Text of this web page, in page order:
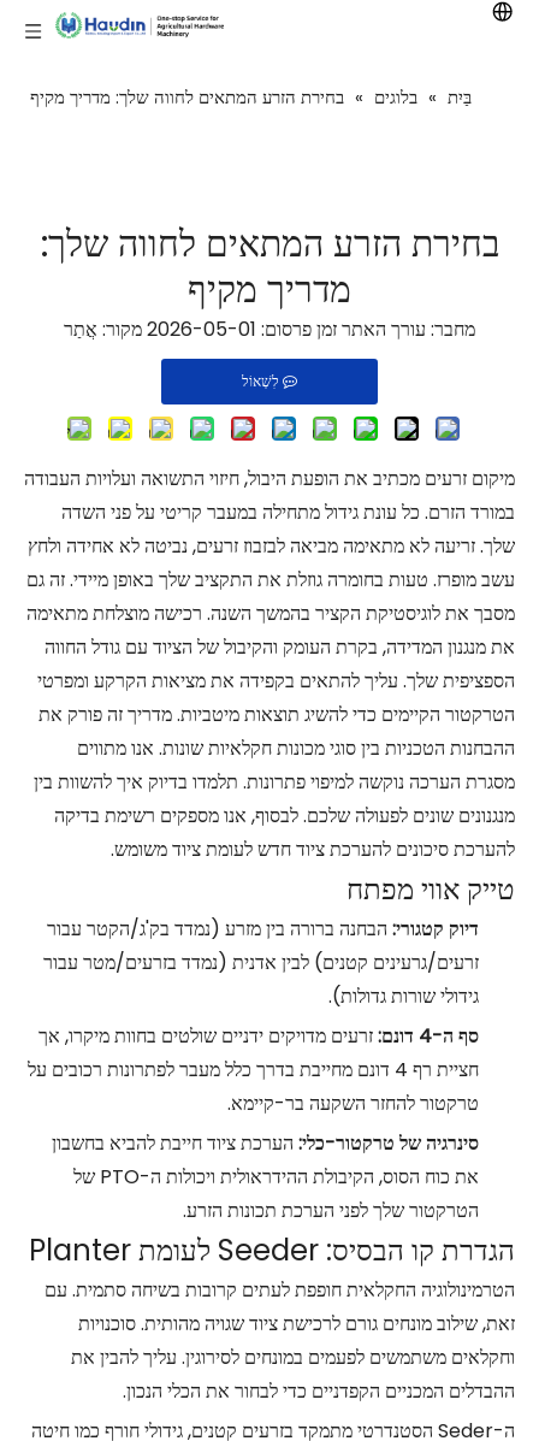
בַּיִת » בלוגים » בחירת הזרע המתאים לחווה שלך: מדריך מקיף
בחירת הזרע המתאים לחווה שלך:
מדריך מקיף
מחבר: עורך האתר זמן פרסום: 2026-05-01 מקור: אֲתַר
לִשְׁאוֹל
מיקום זרעים מכתיב את הופעת היבול, חיזוי התשואה ועלויות העבודה
במורד הזרם. כל עונת גידול מתחילה במעבר קריטי על פני השדה
שלך. זריעה לא מתאימה מביאה לבזבוז זרעים, נביטה לא אחידה ולחץ
עשב מופרז. טעות בחומרה גוזלת את התקציב שלך באופן מיידי. זה גם
מסבך את לוגיסטיקת הקציר בהמשך השנה. רכישה מוצלחת מתאימה
את מנגנון המדידה, בקרת העומק והקיבול של הציוד עם גודל החווה
הספציפית שלך. עליך להתאים בקפידה את מציאות הקרקע ומפרטי
הטרקטור הקיימים כדי להשיג תוצאות מיטביות. מדריך זה פורק את
ההבחנות הטכניות בין סוגי מכונות חקלאיות שונות. אנו מתווים
מסגרת הערכה נוקשה למיפוי פתרונות. תלמדו בדיוק איך להשוות בין
מנגנונים שונים לפעולה שלכם. לבסוף, אנו מספקים רשימת בדיקה
להערכת סיכונים להערכת ציוד חדש לעומת ציוד משומש.
טייק אווי מפתח
דיוק קטגורי: הבחנה ברורה בין מזרע (נמדד בק'ג/הקטר עבור
זרעים/גרעינים קטנים) לבין אדנית (נמדד בזרעים/מטר עבור
גידולי שורות גדולות).
סף ה-4 דונם:
זרעים מדויקים ידניים שולטים בחוות מיקרו, אך
חציית רף 4 דונם מחייבת בדרך כלל מעבר לפתרונות רכובים על
טרקטור להחזר השקעה בר-קיימא.
סינרגיה של טרקטור-כלי: הערכת ציוד חייבת להביא בחשבון
את כוח הסוס, הקיבולת ההידראולית ויכולות ה-PTO של
הטרקטור שלך לפני הערכת תכונות הזרע.
הגדרת קו הבסיס: Seeder לעומת Planter
הטרמינולוגיה החקלאית חופפת לעתים קרובות בשיחה סתמית. עם
זאת, שילוב מונחים גורם לרכישת ציוד שגויה מהותית. סוכנויות
וחקלאים משתמשים לפעמים במונחים לסירוגין. עליך להבין את
ההבדלים המכניים הקפדניים כדי לבחור את הכלי הנכון.
ה-Seder הסטנדרטי מתמקד בזרעים קטנים, גידולי חורף כמו חיטה